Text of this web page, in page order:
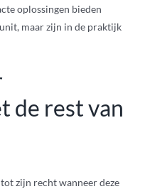
oplossingen bieden
maar zijn in de praktijk
de rest van
zijn recht wanneer deze